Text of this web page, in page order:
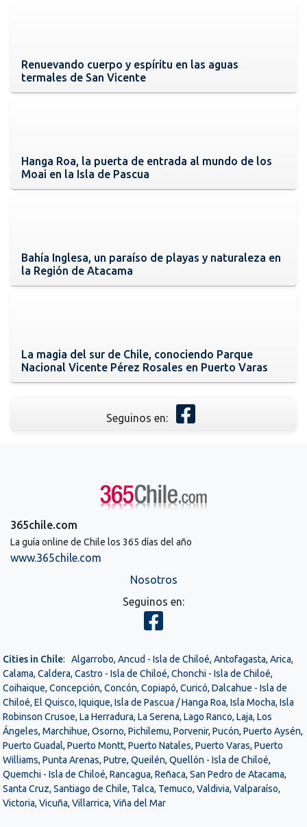
Renuevando cuerpo y espíritu en las aguas
termales de San Vicente
Hanga Roa, la puerta de entrada al mundo de los
Moai en la Isla de Pascua
Bahía Inglesa, un paraíso de playas y naturaleza en
la Región de Atacama
La magia del sur de Chile, conociendo Parque
Nacional Vicente Pérez Rosales en Puerto Varas
Seguinos en:
365chile.com
La guía online de Chile los 365 días del año
www.365chile.com
Nosotros
Seguinos en:
Cities in Chile: Algarrobo, Ancud - Isla de Chiloé, Antofagasta, Arica,
Calama, Caldera, Castro - Isla de Chiloé, Chonchi - Isla de Chiloé,
Coihaique, Concepción, Concón, Copiapó, Curicó, Dalcahue - Isla de
Chiloé, El Quisco, Iquique, Isla de Pascua / Hanga Roa, Isla Mocha, Isla
Robinson Crusoe, La Herradura, La Serena, Lago Ranco, Laja, Los
Ángeles, Marchihue, Osorno, Pichilemu, Porvenir, Pucón, Puerto Aysén,
Puerto Guadal, Puerto Montt, Puerto Natales, Puerto Varas, Puerto
Williams, Punta Arenas, Putre, Queilén, Quellón - Isla de Chiloé,
Quemchi - Isla de Chiloé, Rancagua, Reñaca, San Pedro de Atacama,
Santa Cruz, Santiago de Chile, Talca, Temuco, Valdivia, Valparaíso,
Victoria, Vicuña, Villarrica, Viña del Mar